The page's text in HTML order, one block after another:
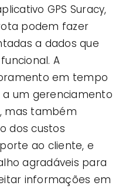
GPS Suracy,
podem fazer
a dados que
A
em tempo
um gerenciamento
mas também
dos custos
ao cliente, e
agradáveis ​​para
informações em